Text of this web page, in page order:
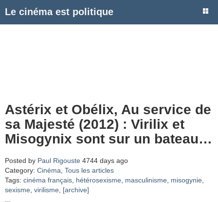
Le cinéma est politique
Astérix et Obélix, Au service de
sa Majesté (2012) : Virilix et
Misogynix sont sur un bateau…
Posted by Paul Rigouste 4744 days ago
Category: Cinéma Tous les articles
Tags: cinéma français hétérosexisme masculinisme misogynie
sexisme virilisme [archive]